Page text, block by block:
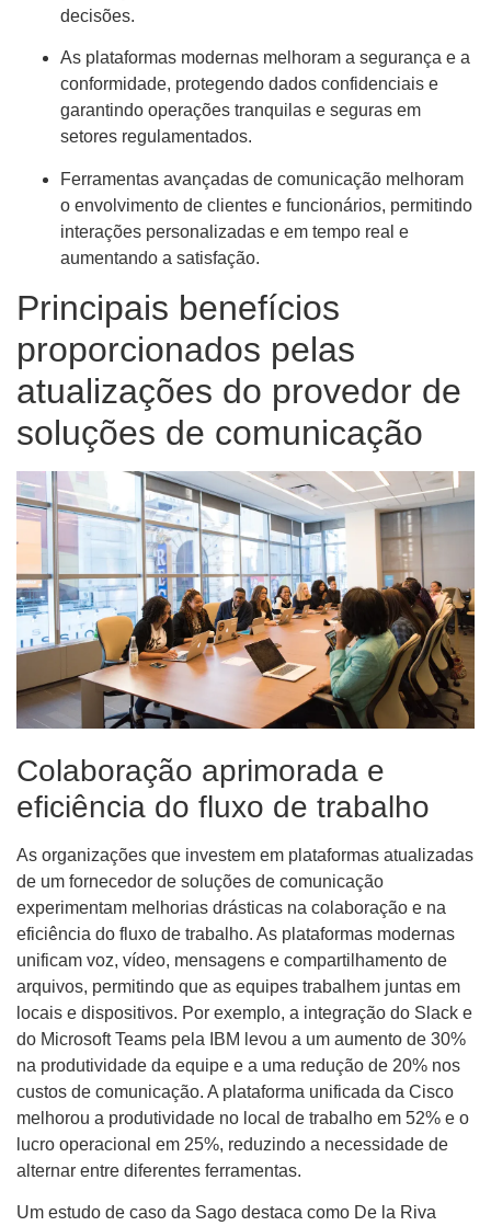
decisões.
As plataformas modernas melhoram a segurança e a
conformidade, protegendo dados confidenciais e
garantindo operações tranquilas e seguras em
setores regulamentados.
Ferramentas avançadas de comunicação melhoram
o envolvimento de clientes e funcionários, permitindo
interações personalizadas e em tempo real e
aumentando a satisfação.
Principais benefícios
proporcionados pelas
atualizações do provedor de
soluções de comunicação
Colaboração aprimorada e
eficiência do fluxo de trabalho
As organizações que investem em plataformas atualizadas
de um fornecedor de soluções de comunicação
experimentam melhorias drásticas na colaboração e na
eficiência do fluxo de trabalho. As plataformas modernas
unificam voz, vídeo, mensagens e compartilhamento de
arquivos, permitindo que as equipes trabalhem juntas em
locais e dispositivos. Por exemplo, a integração do Slack e
do Microsoft Teams pela IBM levou a um aumento de 30%
na produtividade da equipe e a uma redução de 20% nos
custos de comunicação. A plataforma unificada da Cisco
melhorou a produtividade no local de trabalho em 52% e o
lucro operacional em 25%, reduzindo a necessidade de
alternar entre diferentes ferramentas.
Um estudo de caso da Sago destaca como De la Riva